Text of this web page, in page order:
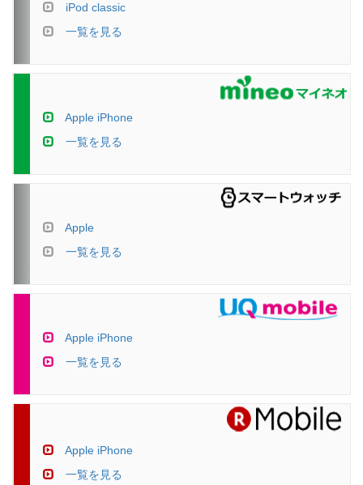
iPod classic
一覧を見る
Apple iPhone
一覧を見る
Apple
一覧を見る
Apple iPhone
一覧を見る
Apple iPhone
一覧を見る